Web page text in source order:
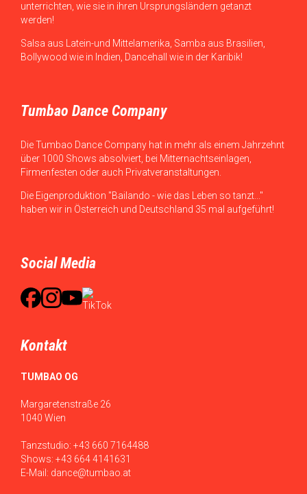
unterrichten, wie sie in ihren Ursprungsländern getanzt
werden!
Salsa aus Latein-und Mittelamerika, Samba aus Brasilien,
Bollywood wie in Indien, Dancehall wie in der Karibik!
Tumbao Dance Company
Die Tumbao Dance Company hat in mehr als einem Jahrzehnt
über 1000 Shows absolviert, bei Mitternachtseinlagen,
Firmenfesten oder auch Privatveranstaltungen.
Die Eigenproduktion "Bailando - wie das Leben so tanzt..."
haben wir in Österreich und Deutschland 35 mal aufgeführt!
Social Media
Kontakt
TUMBAO OG
Margaretenstraße 26
1040 Wien
Tanzstudio: +43 660 7164488
Shows: +43 664 4141631
E-Mail: dance@tumbao.at